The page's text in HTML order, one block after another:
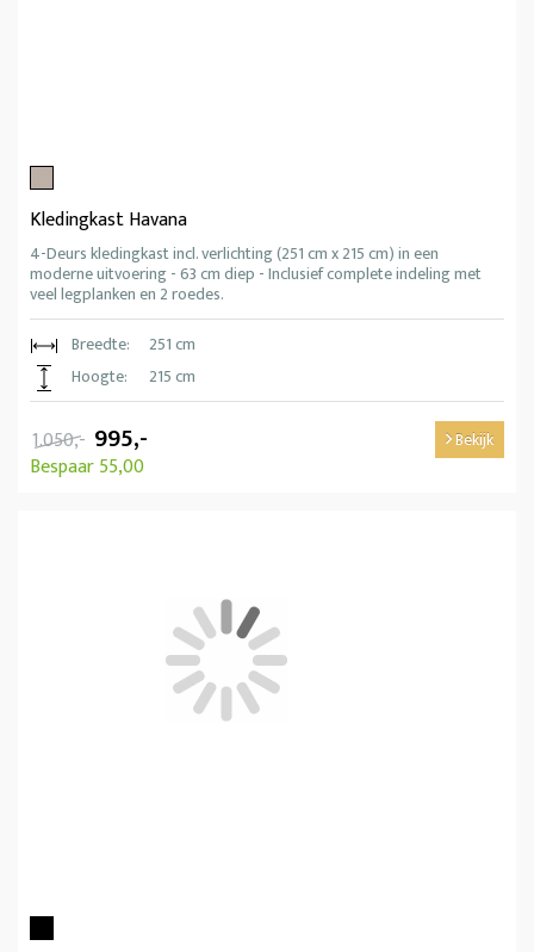
Kledingkast Havana
4-Deurs kledingkast incl. verlichting (251 cm x 215 cm) in een
moderne uitvoering - 63 cm diep - Inclusief complete indeling met
veel legplanken en 2 roedes.
Breedte:
251 cm
Hoogte:
215 cm
1.050,- 995,-
Bespaar 55,00
Bekijk